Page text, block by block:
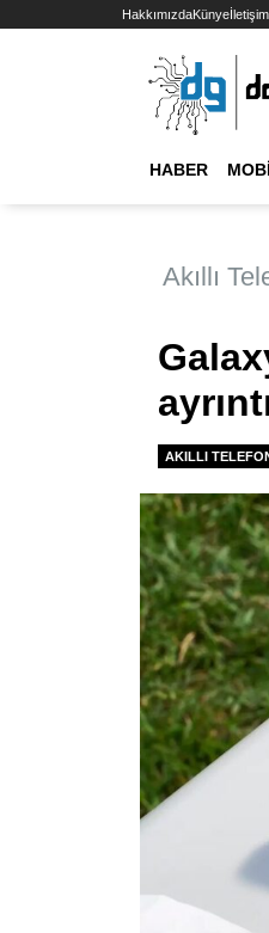
HakkımızdaKünyeİletişim
HABER
Akıllı
AKILLI